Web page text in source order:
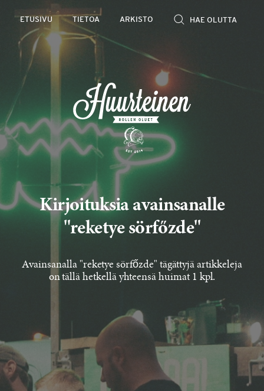
olutarviot
ETUSIVU TIETOA ARKISTO
Kirjoituksia avainsanalle
"reketye sörfőzde"
Avainsanalla "reketye sörfőzde" tägättyjä artikkeleja
on tällä hetkellä yhteensä huimat 1 kpl.